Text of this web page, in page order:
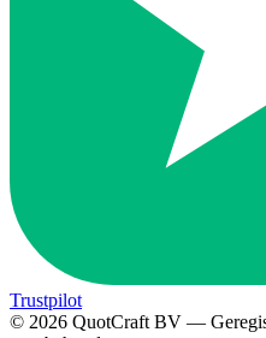
Trustpilot
© 2026 QuotCraft BV —